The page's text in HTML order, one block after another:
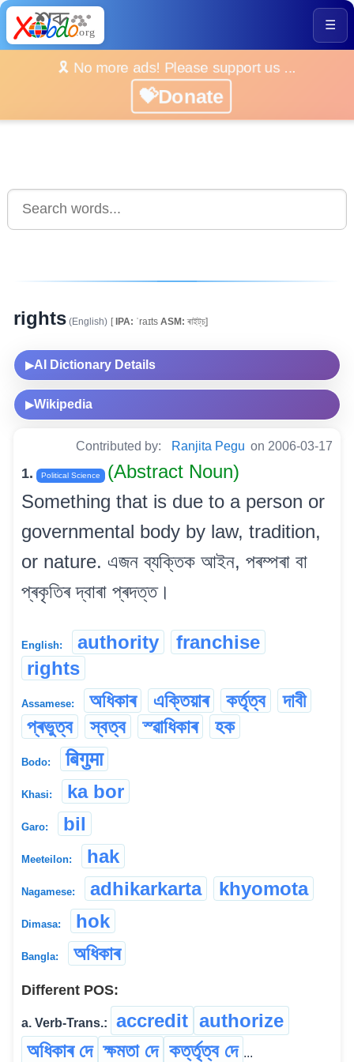
☰
🎗️ No more ads! Please support us ...
💝Donate
rights (English) [IPA: ˈraɪts ASM: ৰাই‍ট্‌চ্‌]
▶AI Dictionary Details
▶Wikipedia
Contributed by: Ranjita Pegu on 2006-03-17
1. Political Science
(Abstract Noun)
Something that is due to a person or
governmental body by law, tradition,
or nature. এজন ব্যক্তিক আইন, পৰম্পৰা বা
প্ৰকৃতিৰ দ্বাৰা প্ৰদত্ত।
English: authority
franchise
rights
Assamese: অধিকাৰ এক্তিয়াৰ কৰ্তৃত্ব
দাবী
প্ৰভুত্ব
স্বত্ব স্ৱাধিকাৰ হক
Bodo: बिगुमा
Khasi: ka bor
Garo: bil
Meeteilon: hak
Nagamese: adhikarkarta khyomota
Dimasa: hok
Bangla: অধিকাৰ
Different POS:
a. Verb-Trans.: accredit authorize
অধিকাৰ দে ক্ষমতা দে কৰ্ত্তৃত্ব দে ...